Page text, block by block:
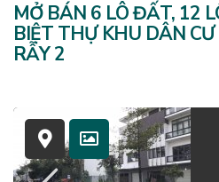
MỞ BÁN 6 LÔ ĐẤT, 12
BIỆT THỰ KHU DÂN
RẪY 2